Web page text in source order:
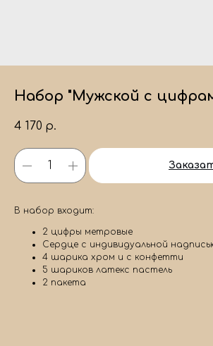
Набор "Мужской с
4 170 р.
В набор входит:
2 цифры метровые
Сердце с индивидуальной
4 шарика хром и с конфетти
5 шариков латекс пастель
2 пакета